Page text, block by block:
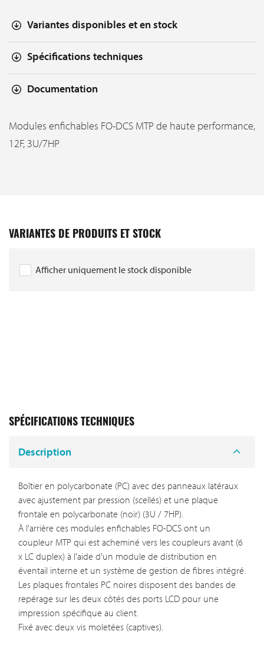
Variantes disponibles et en stock
Spécifications techniques
Documentation
Modules enfichables FO-DCS MTP de haute performance,
12F, 3U/7HP
VARIANTES DE PRODUITS ET STOCK
Afficher uniquement le stock disponible
SPÉCIFICATIONS TECHNIQUES
Description
Boîtier en polycarbonate (PC) avec des panneaux latéraux
avec ajustement par pression (scellés) et une plaque
frontale en polycarbonate (noir) (3U / 7HP).
À l'arrière ces modules enfichables FO-DCS ont un
coupleur MTP qui est acheminé vers les coupleurs avant (6
x LC duplex) à l'aide d'un module de distribution en
éventail interne et un système de gestion de fibres intégré.
Les plaques frontales PC noires disposent des bandes de
repérage sur les deux côtés des ports LCD pour une
impression spécifique au client.
Fixé avec deux vis moletées (captives).